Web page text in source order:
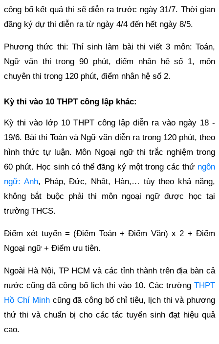
công bố kết quả thi sẽ diễn ra trước ngày 31/7. Thời gian
đăng ký dự thi diễn ra từ ngày 4/4 đến hết ngày 8/5.
Phương thức thi: Thí sinh làm bài thi viết 3 môn: Toán,
Ngữ văn thi trong 90 phút, điểm nhân hệ số 1, môn
chuyên thi trong 120 phút, điểm nhân hệ số 2.
Kỳ thi vào 10 THPT công lập khác:
Kỳ thi vào lớp 10 THPT công lập diễn ra vào ngày 18 -
19/6. Bài thi Toán và Ngữ văn diễn ra trong 120 phút, theo
hình thức tự luận. Môn Ngoại ngữ thi trắc nghiệm trong
60 phút. Học sinh có thể đăng ký một trong các thứ ngôn
ngữ: Anh, Pháp, Đức, Nhật, Hàn,… tùy theo khả năng,
không bắt buộc phải thi môn ngoại ngữ được học tại
trường THCS.
Điểm xét tuyển = (Điểm Toán + Điểm Văn) x 2 + Điểm
Ngoại ngữ + Điểm ưu tiên.
Ngoài Hà Nội, TP HCM và các tỉnh thành trên địa bàn cả
nước cũng đã công bố lịch thi vào 10. Các trường THPT
Hồ Chí Minh cũng đã công bố chỉ tiêu, lịch thi và phương
thứ thi và chuẩn bị cho các tác tuyển sinh đạt hiệu quả
cao.